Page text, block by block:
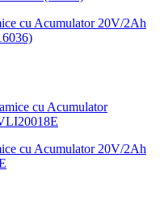
cu Acumulator 20V/2Ah
cu Acumulator 20V/2Ah